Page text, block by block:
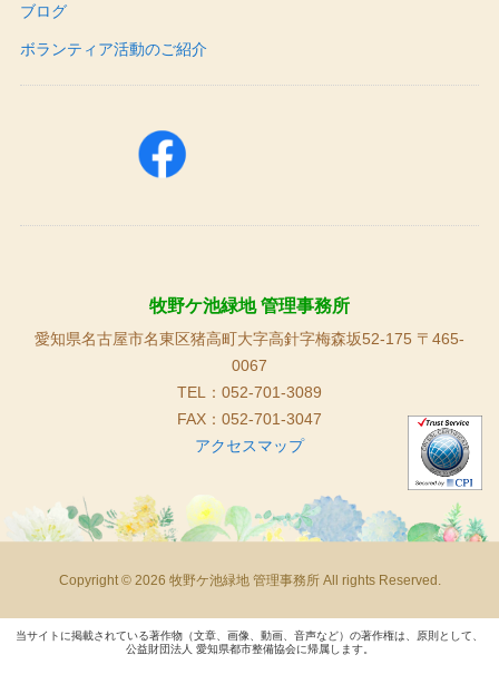
ブログ
ボランティア活動のご紹介
牧野ケ池緑地 管理事務所
愛知県名古屋市名東区猪高町大字高針字梅森坂52-175 〒465-
0067
TEL：052-701-3089
FAX：052-701-3047
アクセスマップ
Copyright © 2026 牧野ケ池緑地 管理事務所 All rights Reserved.
当サイトに掲載されている著作物（文章、画像、動画、音声など）の著作権は、原則として、
公益財団法人 愛知県都市整備協会に帰属します。